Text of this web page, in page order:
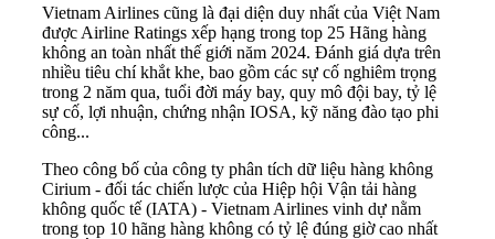
Vietnam Airlines cũng là đại diện duy nhất của Việt Nam
được Airline Ratings xếp hạng trong top 25 Hãng hàng
không an toàn nhất thế giới năm 2024. Đánh giá dựa trên
nhiều tiêu chí khắt khe, bao gồm các sự cố nghiêm trọng
trong 2 năm qua, tuổi đời máy bay, quy mô đội bay, tỷ lệ
sự cố, lợi nhuận, chứng nhận IOSA, kỹ năng đào tạo phi
công...
Theo công bố của công ty phân tích dữ liệu hàng không
Cirium - đối tác chiến lược của Hiệp hội Vận tải hàng
không quốc tế (IATA) - Vietnam Airlines vinh dự nằm
trong top 10 hãng hàng không có tỷ lệ đúng giờ cao nhất